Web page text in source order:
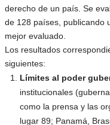
derecho de un país. Se
de 128 países, publicando
mejor evaluado.
Los resultados
siguientes:
Límites al poder
institucionales
como la prensa y las
lugar 89; Panamá,